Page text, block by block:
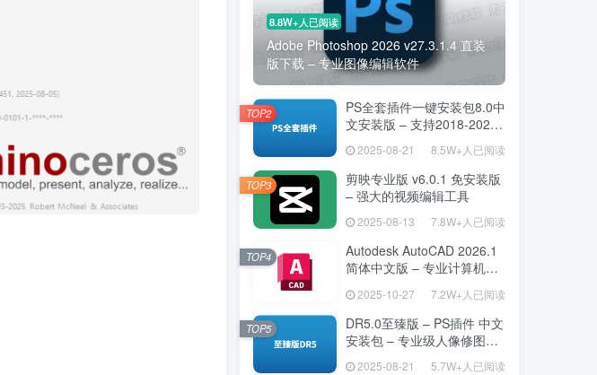
8.8W+人已阅读
Adobe Photoshop 2026 v27.3.1.4 直装
版下载 – 专业图像编辑软件
PS全套插件一键安装包8.0中
文安装版 – 支持2018-2025
– 提升设计效率
2025-08-21 8.5W+人已阅读
TOP2
剪映专业版 v6.0.1 免安装版
– 强大的视频编辑工具
2025-08-13 7.8W+人已阅读
TOP3
Autodesk AutoCAD 2026.1
简体中文版 – 专业计算机辅
2025-10-27 7.2W+人已阅读
TOP4
DR5.0至臻版 – PS插件 中文
安装包 – 专业级人像修图工
2025-08-21 5.7W+人已阅读
TOP5